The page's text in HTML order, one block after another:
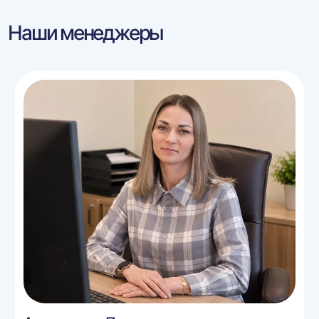
Наши менеджеры